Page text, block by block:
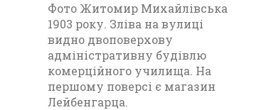
Фото Житомир Михайлівська
1903 року. Зліва на вулиці
видно двоповерхову
адміністративну будівлю
комерційного училища. На
першому поверсі є магазин
Лейбенгарца.